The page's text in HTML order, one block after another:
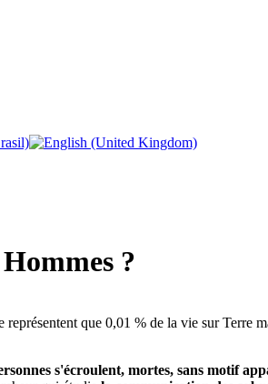
?
représentent que 0,01 % de la vie sur
s'écroulent, mortes, sans motif